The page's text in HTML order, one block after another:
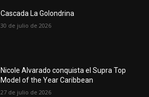
Cascada La Golondrina
30 de julio de 2026
Nicole Alvarado conquista el Supra Top
Model of the Year Caribbean
27 de julio de 2026